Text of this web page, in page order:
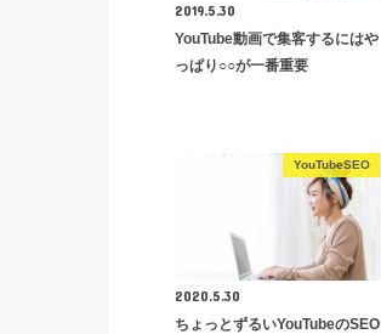
2019.5.30
YouTube動画で集客するにはや
っぱり○○が一番重要
YouTubeSEO
2020.5.30
ちょっとずるいYouTubeのSEO